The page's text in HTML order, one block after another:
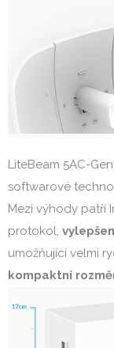
LiteBeam 5AC-
softwarové
Mezi výhody patří
protokol,
umožňující velmi
kompaktní